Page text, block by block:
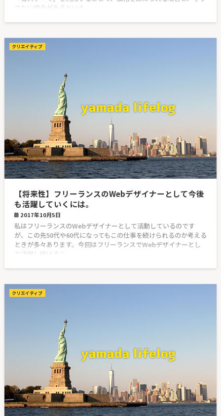
でない場合があるという
クリエイティブ
【将来性】フリーランスのWebデザイナーとして今後
も活躍していくには。
2017年10月5日
私はフリーランスのWebデザイナーとして活動しているのです
が、この先50代や60代になってもこの仕事を続けられるのか考える
ときが多々あります。今回はフリーランスでWebデザイナーとし
て活躍し続けるこ
クリエイティブ